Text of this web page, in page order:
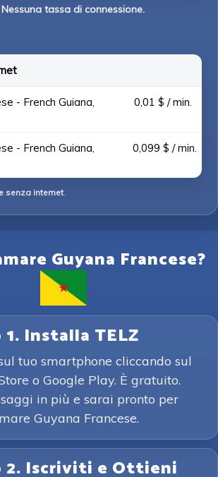
tassa di connessione.
- French Guiana,
0,01 $ / min.
- French Guiana,
0,099 $ / min.
senza internet.
Guyana Francese?
1. Installa TELZ
tuo smartphone cliccando sul
o Google Play. È gratuito.
in più e sarai pronto per
Guyana Francese.
2. Iscriviti e Ottieni